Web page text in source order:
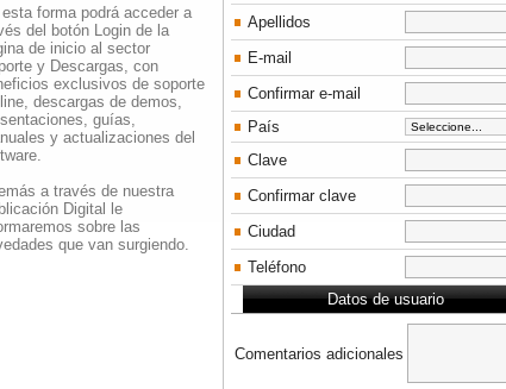
esta forma podrá acceder a
del botón Login de la
de inicio al sector
y Descargas, con
exclusivos de soporte
descargas de demos,
guías,
y actualizaciones del
a través de nuestra
Digital le
sobre las
que van surgiendo.
Apellidos
E-mail
Confirmar e-mail
País
Clave
Confirmar clave
Ciudad
Teléfono
Datos de usuario
Comentarios adicionales